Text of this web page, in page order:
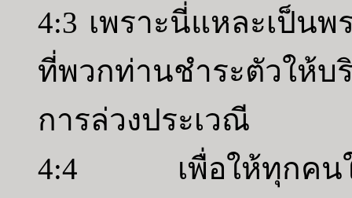
4:3 เพราะนี่แหละเป็นพ
ที่พวกท่านชำระตัวให้
การล่วงประเวณี
4:4 เพื่อให้ทุกคนใน